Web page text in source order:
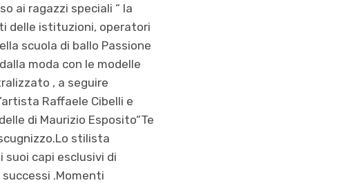
ai ragazzi speciali “ la
delle istituzioni, operatori
scuola di ballo Passione
moda con le modelle
, a seguire
Raffaele Cibelli e
di Maurizio Esposito“Te
stilista
capi esclusivi di
.Momenti